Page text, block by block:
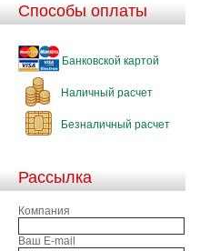
Способы оплаты
Банковской картой
Наличный расчет
Безналичный расчет
Рассылка
Компания
Ваш E-mail